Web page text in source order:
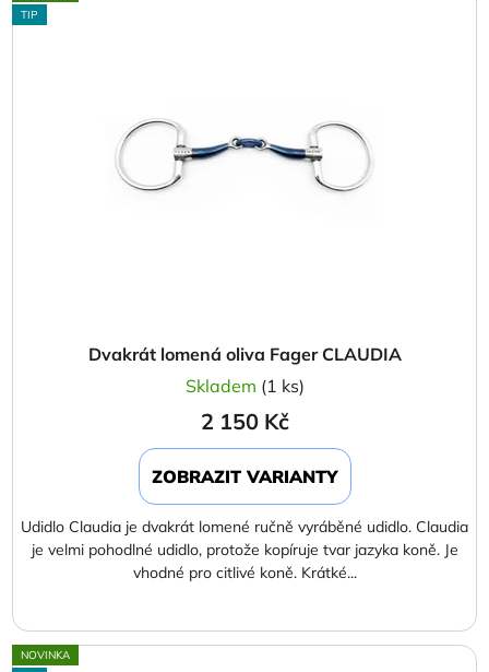
TIP
Dvakrát lomená oliva Fager CLAUDIA
Skladem (1 ks)
2 150 Kč
ZOBRAZIT VARIANTY
Udidlo Claudia je dvakrát lomené ručně vyráběné udidlo. Claudia
je velmi pohodlné udidlo, protože kopíruje tvar jazyka koně. Je
vhodné pro citlivé koně. Krátké...
NOVINKA